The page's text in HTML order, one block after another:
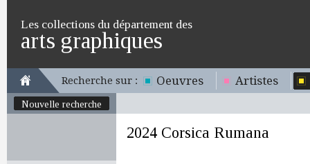
Les collections du département des
arts graphiques
Recherche sur : Oeuvres Artistes
Nouvelle recherche
2024 Corsica Rumana